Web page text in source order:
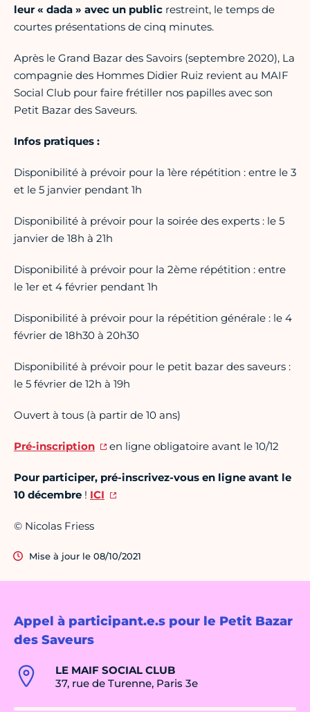
Appel à participant.e.s pour le Petit Bazar
des Saveurs
LE MAIF SOCIAL CLUB
37, rue de Turenne, Paris 3e
leur « dada » avec un public restreint, le temps de
courtes présentations de cinq minutes.
Après le Grand Bazar des Savoirs (septembre 2020), La
compagnie des Hommes Didier Ruiz revient au MAIF
Social Club pour faire frétiller nos papilles avec son
Petit Bazar des Saveurs.
Infos pratiques :
Disponibilité à prévoir pour la 1ère répétition : entre le 3
et le 5 janvier pendant 1h
Disponibilité à prévoir pour la soirée des experts : le 5
janvier de 18h à 21h
Disponibilité à prévoir pour la 2ème répétition : entre
le 1er et 4 février pendant 1h
Disponibilité à prévoir pour la répétition générale : le 4
février de 18h30 à 20h30
Disponibilité à prévoir pour le petit bazar des saveurs :
le 5 février de 12h à 19h
Ouvert à tous (à partir de 10 ans)
Pré-inscription en ligne obligatoire avant le 10/12
Pour participer, pré-inscrivez-vous en ligne avant le
10 décembre ! ICI
© Nicolas Friess
Mise à jour le 08/10/2021